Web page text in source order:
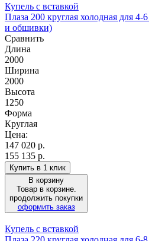
Купель с вставкой
Плаза 200 круглая холодная для 4-
и обшивки)
Сравнить
Длина
2000
Ширина
2000
Высота
1250
Форма
Круглая
Цена:
147 020 р.
155 135 р.
Купить в 1 клик
В корзину
Товар в корзине.
продолжить покупки
оформить заказ
Купель с вставкой